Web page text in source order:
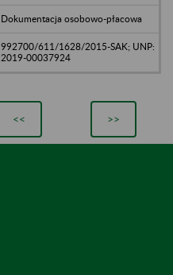
Dokumentacja osobowo-płacowa
992700/611/1628/2015-SAK; UNP:
2019-00037924
<< >>